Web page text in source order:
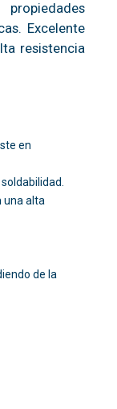
Excelente
resistencia
en
una alta
de la